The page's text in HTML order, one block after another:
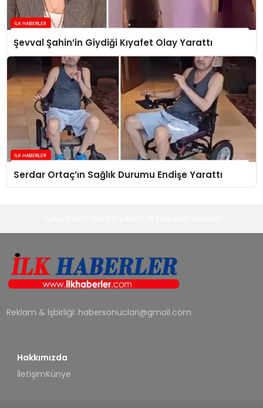
Şevval Şahin’in Giydiği Kıyafet Olay Yarattı
Serdar Ortaç’ın Sağlık Durumu Endişe Yarattı
Reklam & İşbirliği: habersonuclari@gmail.com
Hakkımızda
İletişimKünye